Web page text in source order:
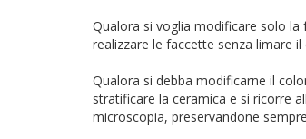
Qualora si voglia modificare solo
realizzare le faccette senza limare
Qualora si debba modificarne il
stratificare la ceramica e si ricorre
microscopia, preservandone